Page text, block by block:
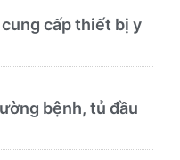
cấp thiết bị y
bệnh, tủ đầu